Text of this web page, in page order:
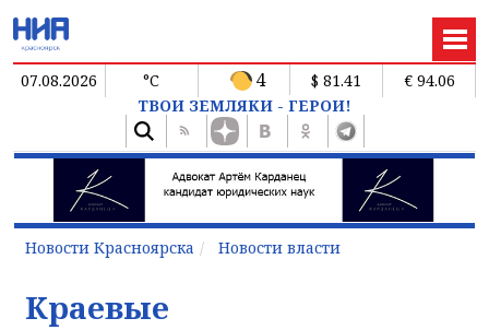
07.08.2026 °C 4 $ 81.41
€ 94.06
ТВОИ ЗЕМЛЯКИ - ГЕРОИ!
Новости Красноярска Новости власти
Краевые